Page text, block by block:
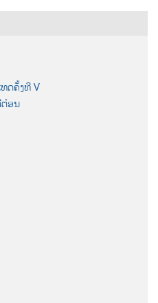
ດຄັ້ງທີ V
ຕ໋ອນ